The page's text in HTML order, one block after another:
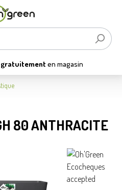
gratuitementen magasin
80 ANTHRACITE